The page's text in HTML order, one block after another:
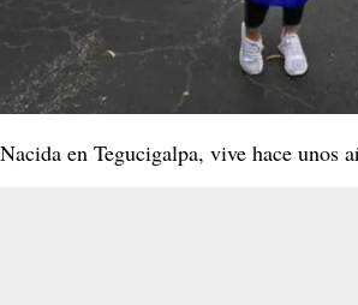
Nacida en Tegucigalpa, vive hace unos